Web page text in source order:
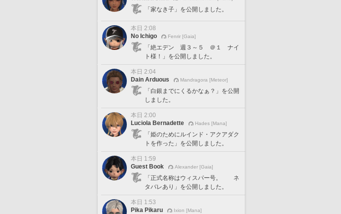
「家なき子」を公開しました。
本日 2:08
No Ichigo
Fenrir [Gaia]
「絶エデン 週３～５ ＠１ ナイ
ト様！」を公開しました。
本日 2:04
Dain Arduous
Mandragora [Meteor]
「白銀までにくるかなぁ？」を公開
しました。
本日 2:00
Luciola Bernadette
Hades [Mana]
「姫のためにルインド・アクアダク
トを作った」を公開しました。
本日 1:59
Guest Book
Alexander [Gaia]
「正式名称はウィスパー号。 ネ
タバレあり」を公開しました。
本日 1:53
Pika Pikaru
Ixion [Mana]